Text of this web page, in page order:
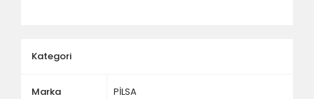
Kategori
Marka PİLSA